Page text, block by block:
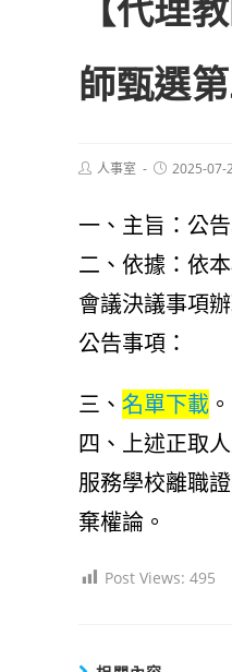
師甄選
Post人事室
Post2025-07-
一、主旨：公
二、依據：依
會議決議事項辦
公告事項：
三、 名單下載 。
四、上述正取
服務學校離職
棄權論。
Post Views: 495